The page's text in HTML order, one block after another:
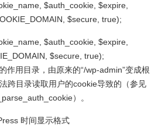
$auth_cookie, $expire,
$secure, true);
$auth_cookie, $expire,
$secure, true);
作用目录，由原来的“/wp-admin”变成根
跨目录读取用户的cookie导致的（参见
）。
时间显示格式